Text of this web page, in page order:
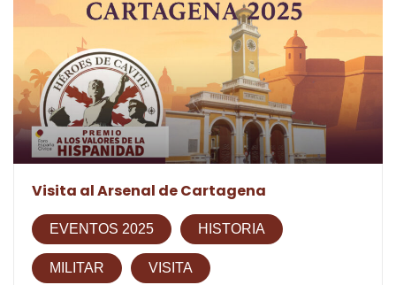
Visita al Arsenal de Cartagena
EVENTOS 2025 HISTORIA
MILITAR VISITA